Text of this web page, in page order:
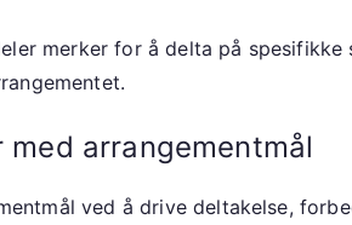
merker for å delta på
arrangementmål
ved å drive deltakelse,